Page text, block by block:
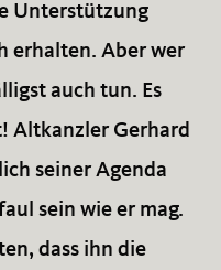
Unterstützung
erhalten. Aber wer
auch tun. Es
Altkanzler Gerhard
seiner Agenda
sein wie er mag.
dass ihn die